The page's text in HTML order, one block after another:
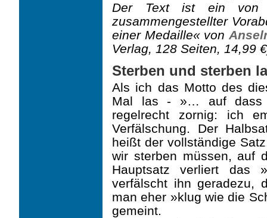
Der Text ist ein von
zusammenge­stellter
einer Medaille« von
Verlag, 128 Seiten, 14,99
Sterben und sterben
Als ich das Motto des
Mal las - »… auf dass
regelrecht zornig: ich
Verfälschung. Der
heißt der vollständige
wir sterben müssen, auf
Hauptsatz verliert das
verfälscht ihn geradezu,
man eher »klug wie die
gemeint.